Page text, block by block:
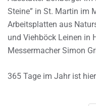
Steine” in St. Martin im
Arbeitsplatten aus
und Viehböck Leinen in
Messermacher Simon
365 Tage im Jahr ist